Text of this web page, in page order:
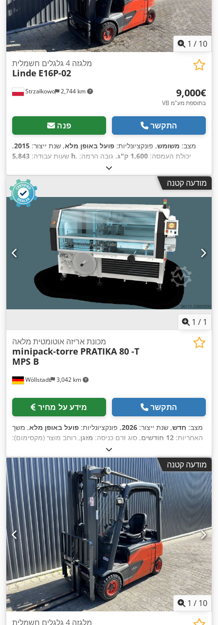
1 / 10
Strzałkowo 2,744 km
מלגזה 4 גלגלים חשמלית
Linde E16P-02
‏9,000 ‏€
VB בתוספת מע"מ
פנה התקשר
מצב: משומש, פונקציונליות: פועל באופן מלא, שנת ייצור: 2015
,
שעות עבודה: 5,843 h , יכולת העמסה: 1,600 ק"ג
, גובה הרמה:
, הרמה חופשית:2,019 מ"מ
תורן:טריפלקס, גובה בנייה:2,621 מ"מ , סוג הנעה:Elektro,
מודעה קטנה
1 / 1
Wöllstadt 3,042 km
מכונת אריזה אוטומטית מלאה
minipack-torre PRATIKA 80 -T
MPS B
מידע על מחיר התקשר
מצב: חדש, שנת ייצור: 2026, פונקציונליות: פועל באופן מלא, משך
האחריות: 12 חודשים , סוג זרם כניסה: מזגן, רוחב מוצר (מקסימום):
מודעה קטנה
1 / 10
מלגזה 4 גלגלים חשמלית